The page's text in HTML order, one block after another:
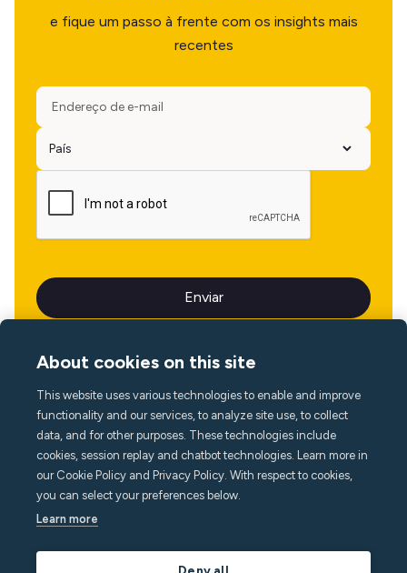
e fique um passo à frente com os insights mais
recentes
Idioma
About cookies on this site
This website uses various technologies to enable and improve
functionality and our services, to analyze site use, to collect
data, and for other purposes. These technologies include
cookies, session replay and chatbot technologies. Learn more in
our Cookie Policy and Privacy Policy. With respect to cookies,
you can select your preferences below.
Learn more